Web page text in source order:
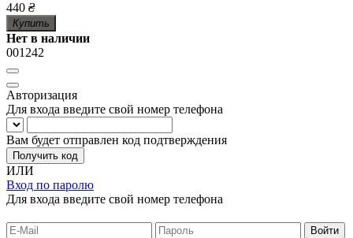
440 ₴
Купить
Нет в наличии
001242
Авторизация
Для входа введите свой номер телефона
Вам будет отправлен код подтверждения
Получить код
ИЛИ
Вход по паролю
Для входа введите свой номер телефона